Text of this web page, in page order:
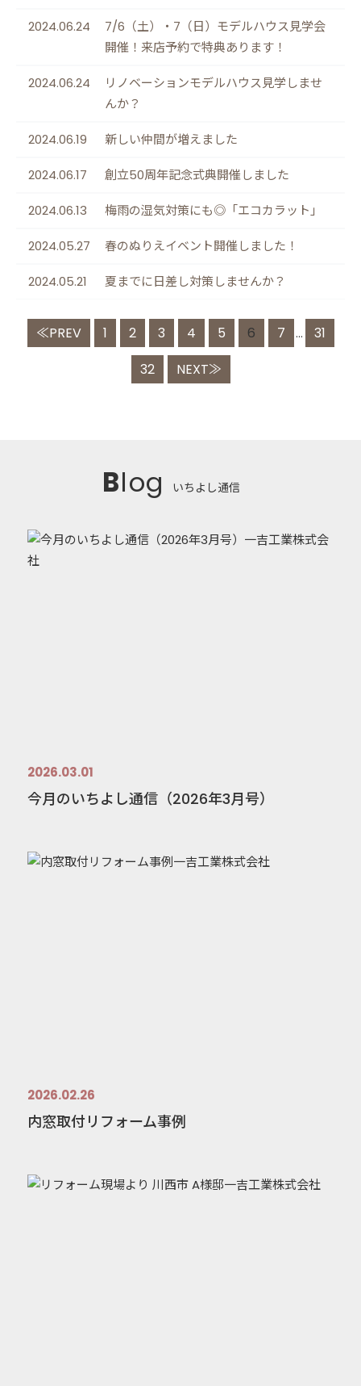
2024.06.24
7/6（土）・7（日）モデルハウス見学会
開催！来店予約で特典あります！
2024.06.24
リノベーションモデルハウス見学しませ
んか？
2024.06.19 新しい仲間が増えました
2024.06.17 創立50周年記念式典開催しました
2024.06.13 梅雨の湿気対策にも◎「エコカラット」
2024.05.27 春のぬりえイベント開催しました！
2024.05.21 夏までに日差し対策しませんか？
≪PREV 1 2 3 4 5 6 7 ...
31
32
NEXT≫
Blog
2026.03.01
今月のいちよし通信（2026年3月号）
2026.02.26
内窓取付リフォーム事例